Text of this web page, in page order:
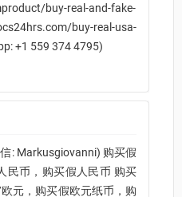
buy-real-and-fake-
buy-real-usa-
+1 559 374 4795)
: Markusgiovanni) 购买假
民币，购买假人民币 购买
元，购买假欧元纸币，购